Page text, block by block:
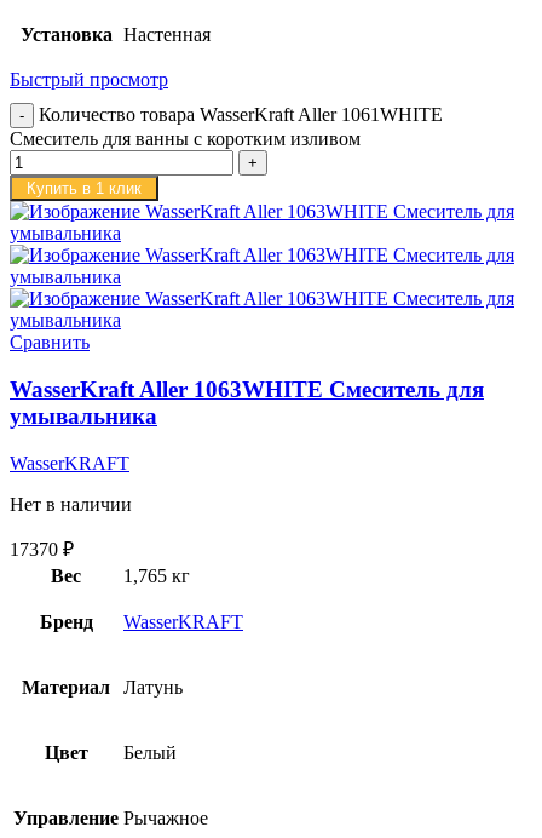
Установка Настенная
Быстрый просмотр
Количество товара WasserKraft Aller 1061WHITE
Смеситель для ванны с коротким изливом
Купить в 1 клик
Сравнить
WasserKraft Aller 1063WHITE Смеситель для
умывальника
WasserKRAFT
Нет в наличии
17370 ₽
Вес
1,765 кг
Бренд WasserKRAFT
Материал Латунь
Цвет Белый
Управление Рычажное